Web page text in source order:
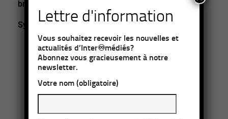
brainstorming ?
Sylvia ISRAEL nous en dit plus.
Lire la suite
***
Lettre d'information
Vous souhaitez recevoir les nouvelles et
actualités d’Inter♾médiés?
Abonnez vous gracieusement à notre
newsletter.
Votre nom (obligatoire)